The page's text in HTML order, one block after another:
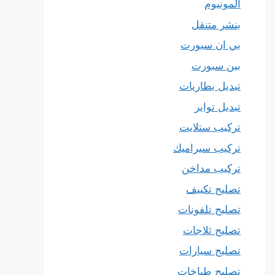
المونيوم
بنشر متنقل
بي ان سبورت
بين سبورت
تبديل بطاريات
تبديل تواير
تركيب ستلايت
تركيب سيراميك
تركيب مداخن
تصليح تكييف
تصليح تلفونات
تصليح ثلاجات
تصليح سيارات
تصليح طباخات